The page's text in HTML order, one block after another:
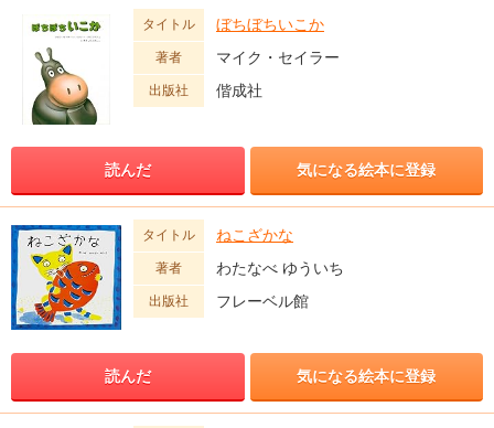
タイトル ぼちぼちいこか
著者 マイク・セイラー
出版社 偕成社
読んだ 気になる絵本に登録
タイトル ねこざかな
著者 わたなべ ゆういち
出版社 フレーベル館
読んだ 気になる絵本に登録